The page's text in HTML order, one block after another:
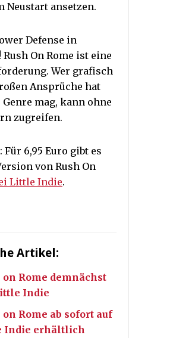
Neustart ansetzen.
Defense in
Rush On Rome ist eine
Wer grafisch
Ansprüche hat
Genre mag, kann ohne
zugreifen.
: Für 6,95 Euro gibt es
von Rush On
Little Indie.
Artikel:
on Rome demnächst
Indie
on Rome ab sofort auf
Indie erhältlich